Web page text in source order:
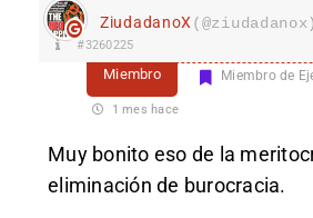
ZiudadanoX (@ziudadanox)
#3260225
Miembro Miembro de
1 mes hace
Muy bonito eso de la
eliminación de burocracia.